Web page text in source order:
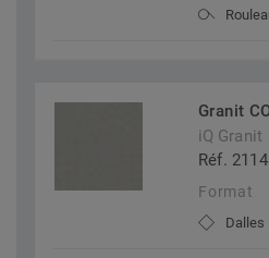
Granit
iQ Granit
Réf.
Format
Dalles